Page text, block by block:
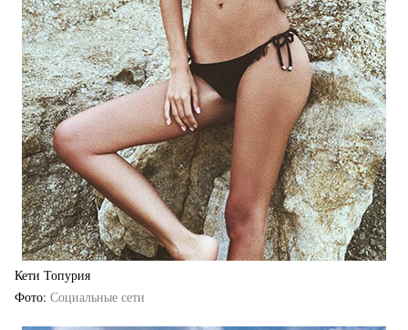
Кети Топурия
Фото Социальные сети